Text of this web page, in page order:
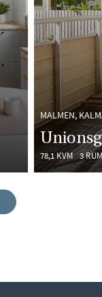
MALMEN,
78,1 KVM 3 RUM